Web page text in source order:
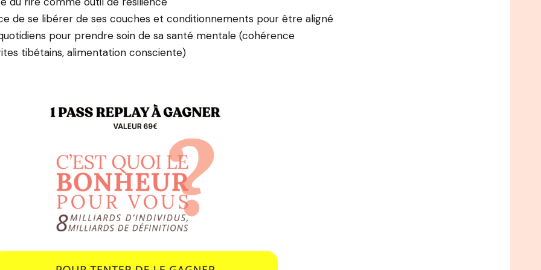
de se libérer de ses couches et conditionnements pour être aligné
pour prendre soin de sa santé mentale (cohérence
tibétains, alimentation consciente)